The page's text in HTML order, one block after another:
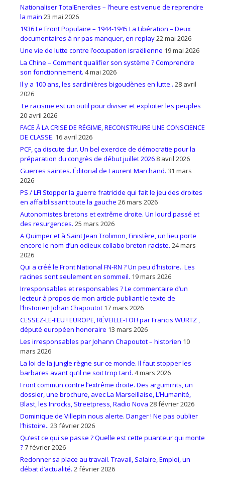
Nationaliser TotalEnerdies – l’heure est venue de reprendre
la main 23 mai 2026
1936 Le Front Populaire – 1944-1945 La Libération – Deux
documentaires à nr pas manquer, en replay22 mai 2026
Une vie de lutte contre l’occupation israëlienne 19 mai 2026
La Chine – Comment qualifier son système ? Comprendre
son fonctionnement. 4 mai 2026
Il y a 100 ans, les sardinières bigoudènes en lutte.. 28 avril
2026
Le racisme est un outil pour diviser et exploiter les peuples
20 avril 2026
FACE À LA CRISE DE RÉGIME, RECONSTRUIRE UNE CONSCIENCE
DE CLASSE. 16 avril 2026
PCF, ça discute dur. Un bel exercice de démocratie pour la
préparation du congrès de début juillet 2026 8 avril 2026
Guerres saintes. Éditorial de Laurent Marchand. 31 mars
2026
PS / LFI Stopper la guerre fratricide qui fait le jeu des droites
en affaiblissant toute la gauche 26 mars 2026
Autonomistes bretons et extrême droite. Un lourd passé et
des resurgences. 25 mars 2026
A Quimper et à Saint Jean Trolimon, Finistère, un lieu porte
encore le nom d’un odieux collabo breton raciste. 24 mars
2026
Qui a créé le Front National FN-RN ? Un peu d’histoire.. Les
racines sont seulement en sommeil. 19 mars 2026
Irresponsables et responsables ? Le commentaire d’un
lecteur à propos de mon article publiant le texte de
l’historien Johan Chapoutot 17 mars 2026
CESSEZ-LE-FEU ! EUROPE, RÉVEILLE-TOI ! par Francis WURTZ ,
député européen honoraire 13 mars 2026
Les irresponsables par Johann Chapoutot – historien 10
mars 2026
La loi de la jungle règne sur ce monde. Il faut stopper les
barbares avant qu’il ne soit trop tard. 4 mars 2026
Front commun contre l’extrême droite. Des argumrnts, un
dossier, une brochure, avec La Marseillaise, L’Humanité,
Blast, les Inrocks, Streetpress, Radio Nova 28 février 2026
Dominique de Villepin nous alerte. Danger ! Ne pas oublier
l’histoire.. 23 février 2026
Qu’est ce qui se passe ? Quelle est cette puanteur qui monte
?7 février 2026
Redonner sa place au travail. Travail, Salaire, Emploi, un
débat d’actualité. 2 février 2026